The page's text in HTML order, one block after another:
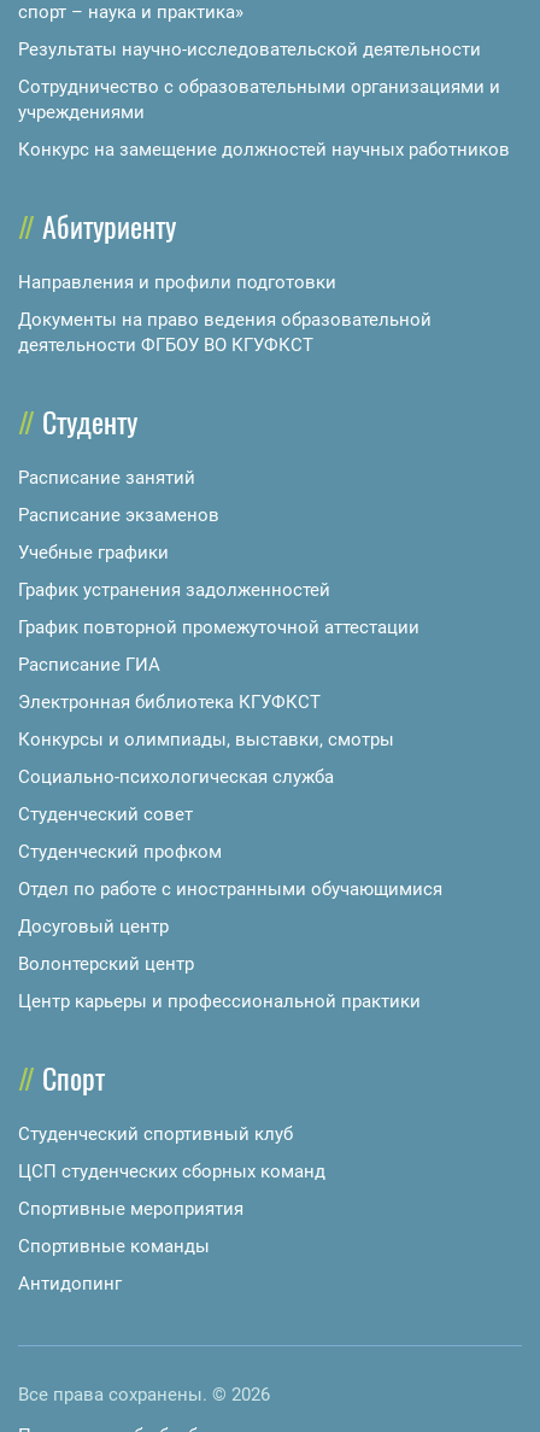
спорт – наука и практика»
Результаты научно-исследовательской деятельности
Сотрудничество с образовательными организациями и
учреждениями
Конкурс на замещение должностей научных работников
Абитуриенту
Направления и профили подготовки
Документы на право ведения образовательной
деятельности ФГБОУ ВО КГУФКСТ
Студенту
Расписание занятий
Расписание экзаменов
Учебные графики
График устранения задолженностей
График повторной промежуточной аттестации
Расписание ГИА
Электронная библиотека КГУФКСТ
Конкурсы и олимпиады, выставки, смотры
Социально-психологическая служба
Студенческий совет
Студенческий профком
Отдел по работе с иностранными обучающимися
Досуговый центр
Волонтерский центр
Центр карьеры и профессиональной практики
Спорт
Студенческий спортивный клуб
ЦСП студенческих сборных команд
Спортивные мероприятия
Спортивные команды
Антидопинг
Все права сохранены. © 2026